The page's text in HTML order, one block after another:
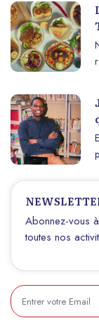
Abonnez-vous
toutes nos